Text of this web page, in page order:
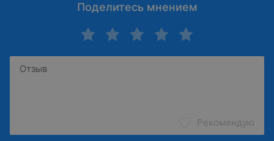
Поделитесь мнением
Рекомендую